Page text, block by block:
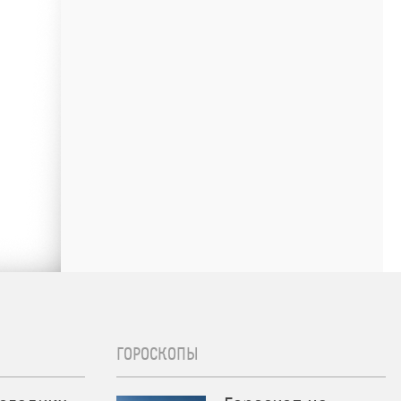
ГОРОСКОПЫ